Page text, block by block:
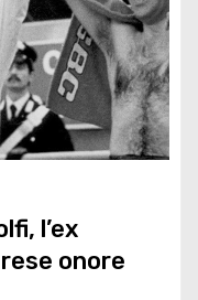
l’ex
onore